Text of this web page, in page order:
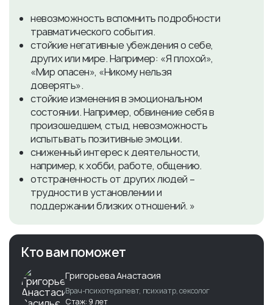
невозможность вспомнить подробности
травматического события.
стойкие негативные убеждения о себе,
других или мире. Например: «Я плохой»,
«Мир опасен», «Никому нельзя
доверять».
стойкие изменения в эмоциональном
состоянии. Например, обвинение себя в
произошедшем, стыд, невозможность
испытывать позитивные эмоции.
сниженный интерес к деятельности,
например, к хобби, работе, общению.
отстраненность от других людей –
трудности в установлении и
поддержании близких отношений. »
Кто вам поможет
Григорьева Анастасия
Врач-психотерапевт, психиатр, сексолог
Стаж: 9 лет